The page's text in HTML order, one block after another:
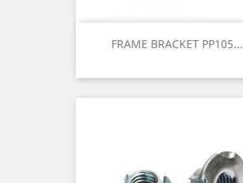
FRAME BRACKET PP105...